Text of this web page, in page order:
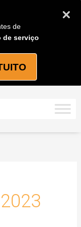
de
de serviço